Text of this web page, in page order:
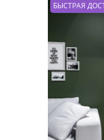
БЫСТРАЯ